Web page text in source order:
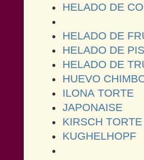
HELADO DE
HELADO DE
HELADO DE
HELADO DE
HUEVO
ILONA TORTE
JAPONAISE
KIRSCH TORTE
KUGHELHOPF